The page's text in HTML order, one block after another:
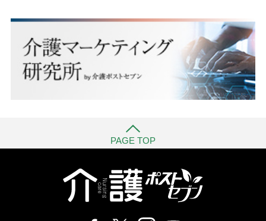
PAGE TOP